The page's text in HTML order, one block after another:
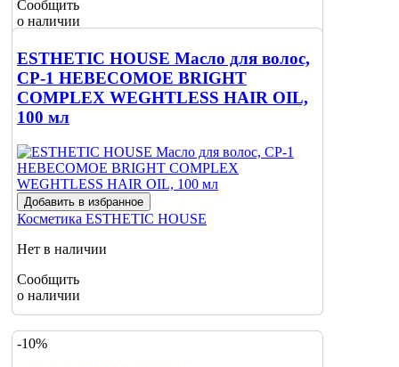
Сообщить
о наличии
ESTHETIC HOUSE Масло для волос,
CP-1 HEBECOMOE BRIGHT
COMPLEX WEGHTLESS HAIR OIL,
100 мл
Добавить в избранное
Косметика ESTHETIC HOUSE
Нет в наличии
Сообщить
о наличии
-10%